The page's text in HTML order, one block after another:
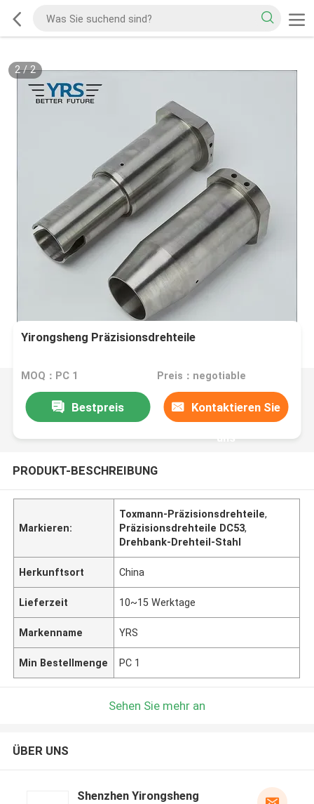
2/2
Yirongsheng Präzisionsdrehteile
MOQ：PC 1 Preis：negotiable
Bestpreis Kontaktieren Sie
uns
PRODUKT-BESCHREIBUNG
Markieren:
Toxmann-Präzisionsdrehteile,
Präzisionsdrehteile DC53,
Drehbank-Drehteil-Stahl
Herkunftsort China
Lieferzeit 10~15 Werktage
Markenname YRS
Min Bestellmenge PC 1
Sehen Sie mehr an
ÜBER UNS
Shenzhen Yirongsheng